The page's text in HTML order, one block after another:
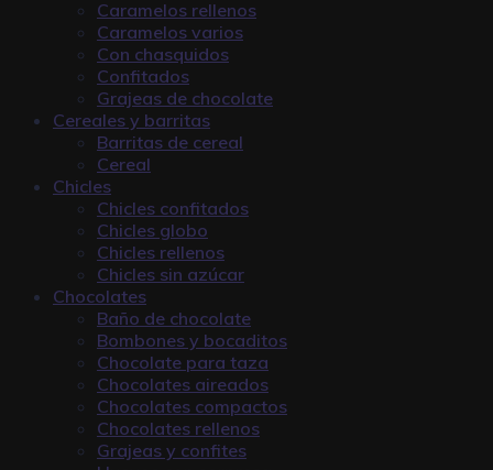
Caramelos rellenos
Caramelos varios
Con chasquidos
Confitados
Grajeas de chocolate
Cereales y barritas
Barritas de cereal
Cereal
Chicles
Chicles confitados
Chicles globo
Chicles rellenos
Chicles sin azúcar
Chocolates
Baño de chocolate
Bombones y bocaditos
Chocolate para taza
Chocolates aireados
Chocolates compactos
Chocolates rellenos
Grajeas y confites